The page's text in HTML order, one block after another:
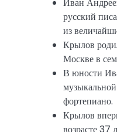
Иван
русский
из
Крылов
Москве в
В юности
фортепиано.
Крылов